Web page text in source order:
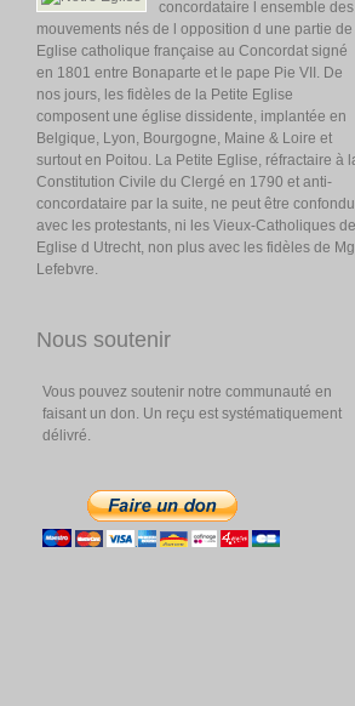
concordataire l ensemble des
mouvements nés de l opposition d une partie de l
Eglise catholique française au Concordat signé
en 1801 entre Bonaparte et le pape Pie VII. De
nos jours, les fidèles de la Petite Eglise
composent une église dissidente, implantée en
Belgique, Lyon, Bourgogne, Maine & Loire et
surtout en Poitou. La Petite Eglise, réfractaire à
Constitution Civile du Clergé en 1790 et anti-
concordataire par la suite, ne peut être
avec les protestants, ni les Vieux-Catholiques de l
Eglise d Utrecht, non plus avec les fidèles de
Lefebvre.
Nous soutenir
Vous pouvez soutenir notre communauté en
faisant un don. Un reçu est systématiquement
délivré.